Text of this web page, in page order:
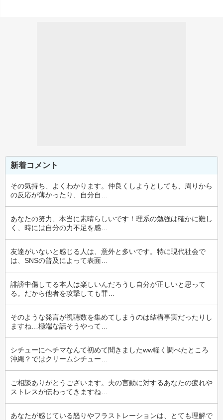
新着コメント
その気持ち、よくわかります。仲良くしようとしても、周りから
の反応が薄かったり、自分自…
あなたの努力、本当に素晴らしいです！理系の勉強は確かに難し
く、時には自分の力不足を感…
友達がいないと感じる人は、意外と多いです。特に現代社会で
は、SNSの普及によって表面…
誹謗中傷してる本人は楽しいんだろうし自分が正しいと思って
る。だから他者を攻撃しても罪…
そのような発言が視聴数を集めてしまうのは結構事実だったりし
ますね…極端な話そうやって…
シチューにヘチマなんて初めて聞きましたww軽く調べたところ
沖縄？ではクリームシチュー…
ご相談ありがとうございます。夫の言動に対するあなたの疲れや
ストレスが伝わってきますね…
あなたが感じている怒りやフラストレーションは、とても理解で